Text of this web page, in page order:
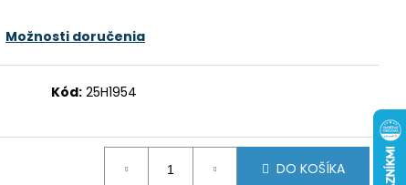
Možnosti doručenia
Kód: 25H1954
DO KOŠÍKA